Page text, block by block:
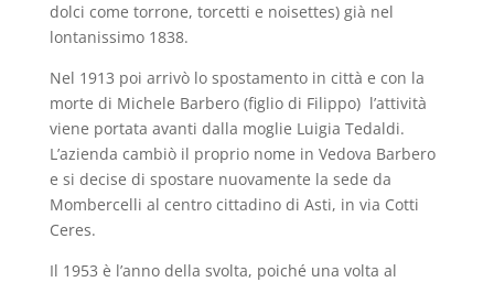
dolci come torrone, torcetti e noisettes) già nel
lontanissimo 1838.
Nel 1913 poi arrivò lo spostamento in città e con la
morte di Michele Barbero (figlio di Filippo) l’attività
viene portata avanti dalla moglie Luigia Tedaldi.
L’azienda cambiò il proprio nome in Vedova Barbero
e si decise di spostare nuovamente la sede da
Mombercelli al centro cittadino di Asti, in via Cotti
Ceres.
Il 1953 è l’anno della svolta, poiché una volta al